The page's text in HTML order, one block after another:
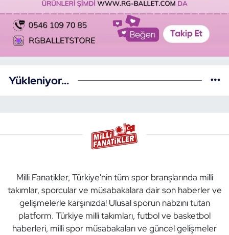
Yükleniyor...
Milli Fanatikler, Türkiye'nin tüm spor branşlarında milli
takımlar, sporcular ve müsabakalara dair son haberler ve
gelişmelerle karşınızda! Ulusal sporun nabzını tutan
platform. Türkiye milli takımları, futbol ve basketbol
haberleri, milli spor müsabakaları ve güncel gelişmeler